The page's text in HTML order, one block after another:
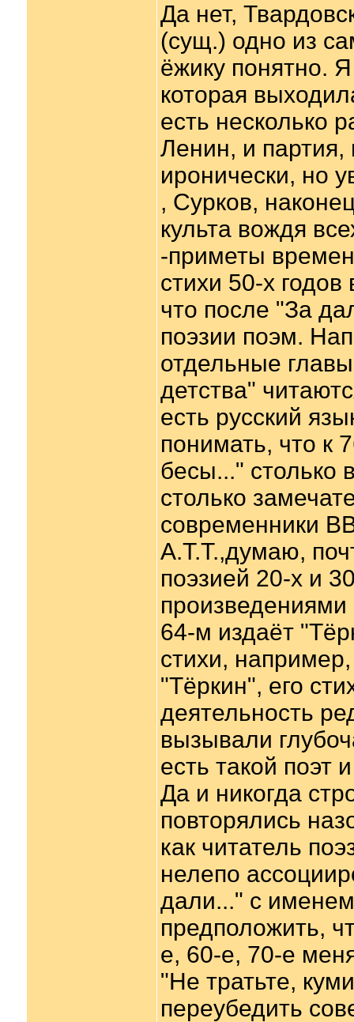
Да нет,
(сущ.) одно из
ёжику понятно.
которая
есть несколько
Ленин, и партия,
иронически, но
, Сурков,
культа вождя
-приметы
стихи 50-х
что после "За
поэзии поэм.
отдельные
детства"
есть русский
понимать, что к
бесы..." столько
столько
современники
А.Т.Т.,думаю,
поэзией 20-х и
64-м издаёт
стихи,
"Тёркин", его
деятельность
вызывали
есть такой поэт
Да и никогда
повторялись
как читатель
нелепо
дали..." с
предположить,
е, 60-е, 70-е
"Не тратьте,
переубедить